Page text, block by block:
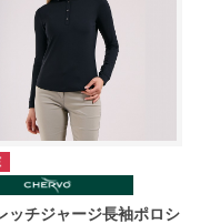
ッチジャージ長袖ポロシ